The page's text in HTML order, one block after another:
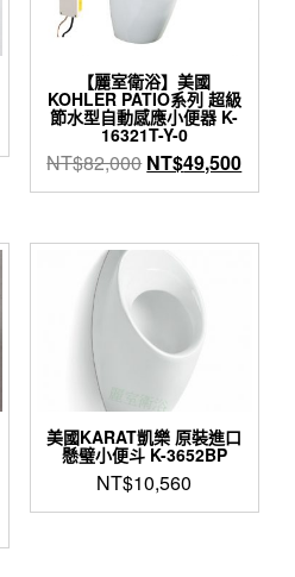
【麗室衛浴】美國
KOHLER PATIO系列 超級
節水型自動感應小便器 K-
16321T-Y-0
NT$82,000 原
始
格：
NT$82,000。
NT$49,500目
前
格：
美國KARAT凱樂 原裝進口
懸璧小便斗 K-3652BP
NT$10,560